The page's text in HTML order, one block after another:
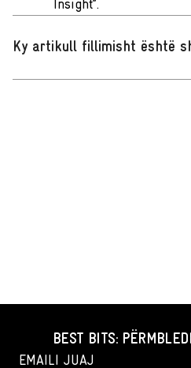
Insight”.
Ky artikull fillimisht është
BEST BITS: